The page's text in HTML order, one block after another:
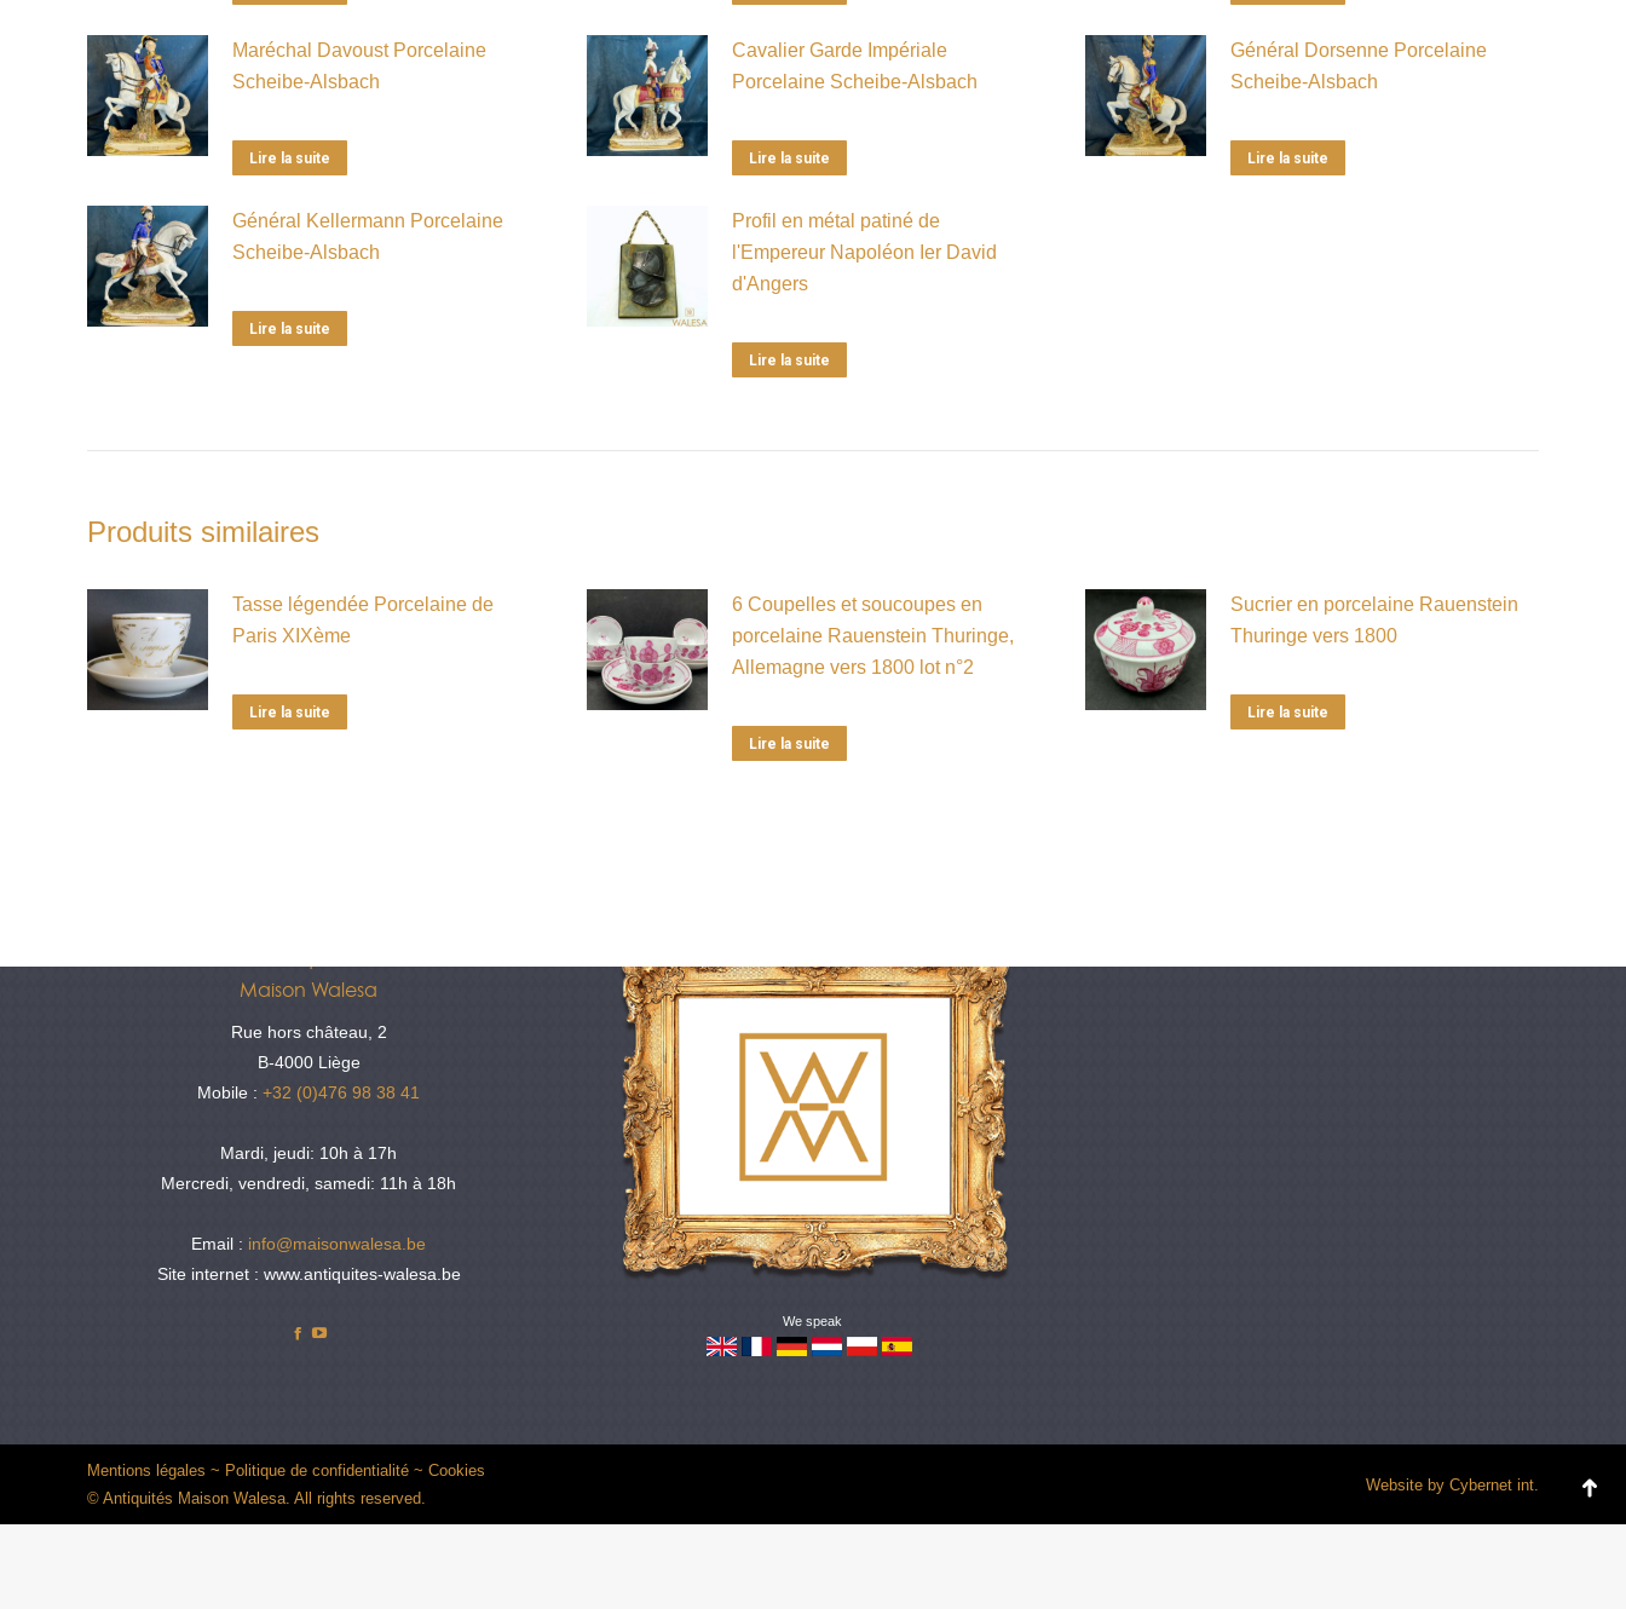
Maréchal Davoust Porcelaine
Scheibe-Alsbach
Lire la suite
Cavalier Garde Impériale
Porcelaine Scheibe-Alsbach
Lire la suite
Général Dorsenne Porcelaine
Scheibe-Alsbach
Lire la suite
Général Kellermann Porcelaine
Scheibe-Alsbach
Lire la suite
Profil en métal patiné de
l'Empereur Napoléon Ier David
d'Angers
Lire la suite
Produits similaires
Tasse légendée Porcelaine de
Paris XIXème
Lire la suite
6 Coupelles et soucoupes en
porcelaine Rauenstein Thuringe,
Allemagne vers 1800 lot n°2
Lire la suite
Sucrier en porcelaine Rauenstein
Thuringe vers 1800
Lire la suite
Maison Walesa
Rue hors château, 2
B-4000 Liège
Mobile :+32 (0)476 98 38 41
Mardi, jeudi: 10h à 17h
Mercredi, vendredi, samedi: 11h à 18h
Email : info@maisonwalesa.be
Site internet : www.antiquites-walesa.be
Facebook
We speak
Mentions légales ~ Politique de confidentialité ~ Cookies
© Antiquités Maison Walesa. All rights reserved.
Website by Cybernet int.
Go